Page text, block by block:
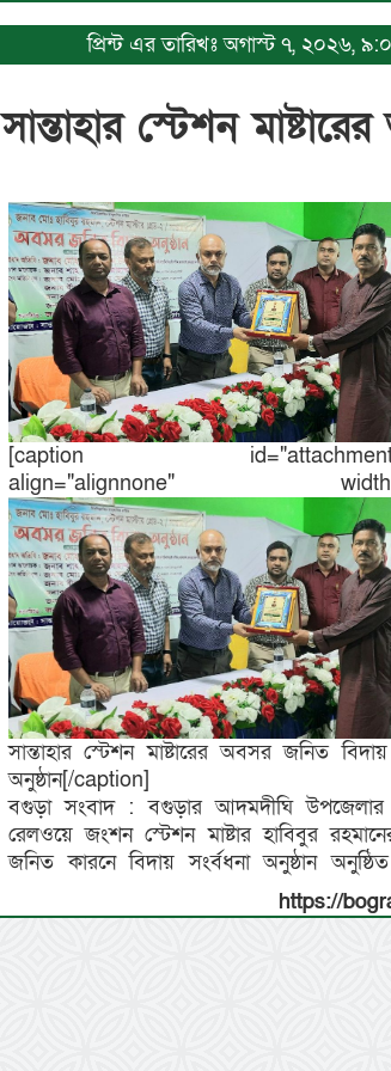
প্রিন্ট এর তারিখঃ অগাস্ট ৭, ২০২৬,
সান্তাহার স্টেশন
[caption
align="alignnone"
সান্তাহার স্টেশন মাষ্টারের অবসর জনিত বিদায়
অনুষ্ঠান[/caption]
বগুড়া সংবাদ : বগুড়ার আদমদীঘি উপজেলার
রেলওয়ে জংশন স্টেশন মাষ্টার হাবিবুর
জনিত কারনে বিদায় সংর্বধনা অনুষ্ঠান
https://